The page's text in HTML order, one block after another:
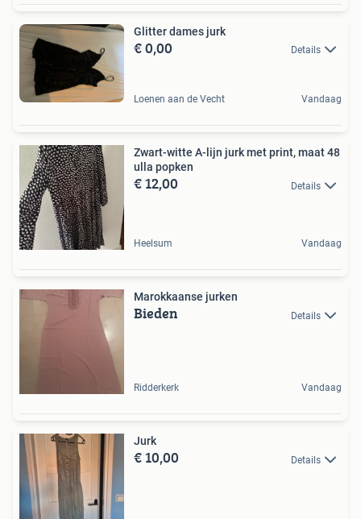
Glitter dames jurk
€ 0,00 Details
Loenen aan de Vecht Vandaag
Zwart-witte A-lijn jurk met print, maat 48
ulla popken
€ 12,00 Details
Heelsum Vandaag
Marokkaanse jurken
Bieden Details
Ridderkerk Vandaag
Jurk
€ 10,00 Details